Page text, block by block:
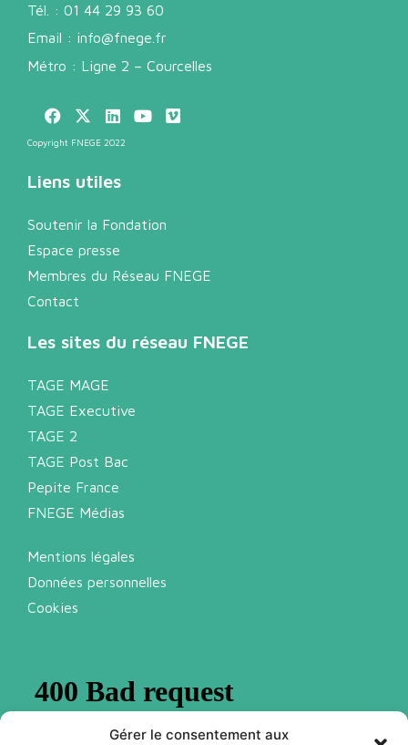
Gérer le consentement aux
Tél. : 01 44 29 93 60
Email : info@fnege.fr
Métro : Ligne 2 – Courcelles
Copyright FNEGE 2022
Liens utiles
Soutenir la Fondation
Espace presse
Membres du Réseau FNEGE
Contact
Les sites du réseau FNEGE
TAGE MAGE
TAGE Executive
TAGE 2
TAGE Post Bac
Pepite France
FNEGE Médias
Mentions légales
Données personnelles
Cookies